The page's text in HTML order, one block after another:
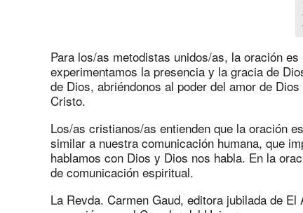
Para los/as metodistas unidos/as, la oración
experimentamos la presencia y la gracia de
de Dios, abriéndonos al poder del amor de
Cristo.
Los/as cristianos/as entienden que la oración
similar a nuestra comunicación humana, que
hablamos con Dios y Dios nos habla. En la
de comunicación espiritual.
La Revda. Carmen Gaud, editora jubilada de